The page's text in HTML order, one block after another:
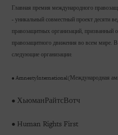
Главная премия международного
- уникальный совместный проект десяти
правозащитных организаций, призванный
правозащитного движения во всем мире.
следующие организации:
• AmnestyInternational(Международная
• ХьюманРайтсВотч
• Human Rights First